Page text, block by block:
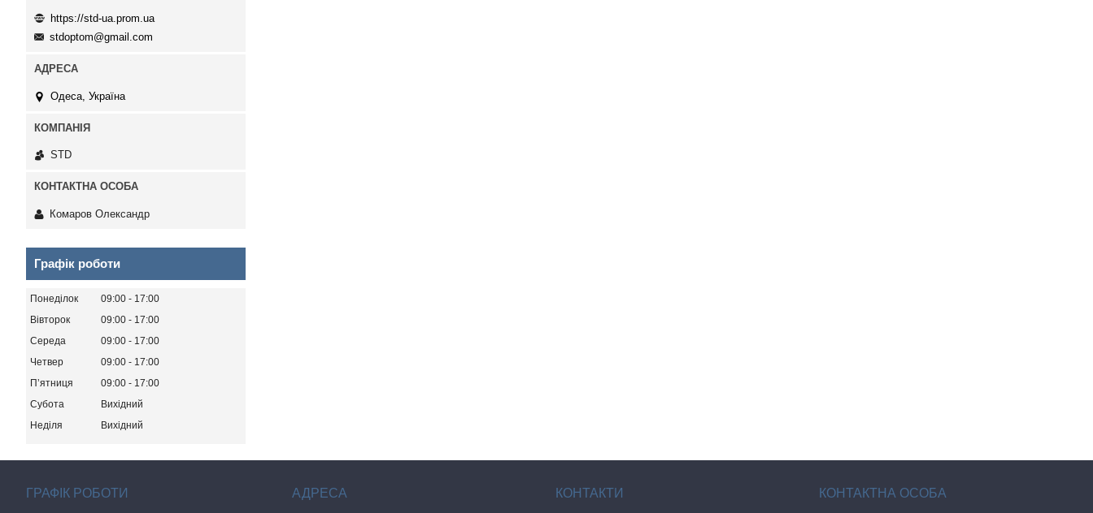
https://std-ua.prom.ua
stdoptom@gmail.com
Одеса, Україна
STD
Комаров Олександр
Графік роботи
Понеділок 09:00
17:00
Вівторок
09:00
17:00
Середа
09:00
17:00
Четвер
09:00
17:00
Пʼятниця
09:00
17:00
Субота
Вихідний
Неділя
Вихідний
ГРАФІК РОБОТИ